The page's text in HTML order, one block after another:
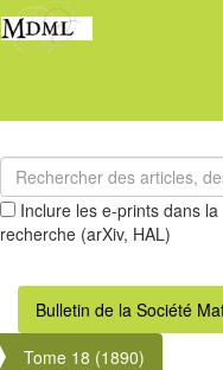
Inclure les e-prints dans la
recherche (arXiv, HAL)
Bulletin de la Société
Tome 18 (1890)